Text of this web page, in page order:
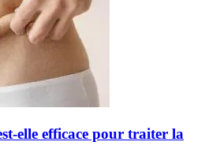
elle efficace pour traiter la